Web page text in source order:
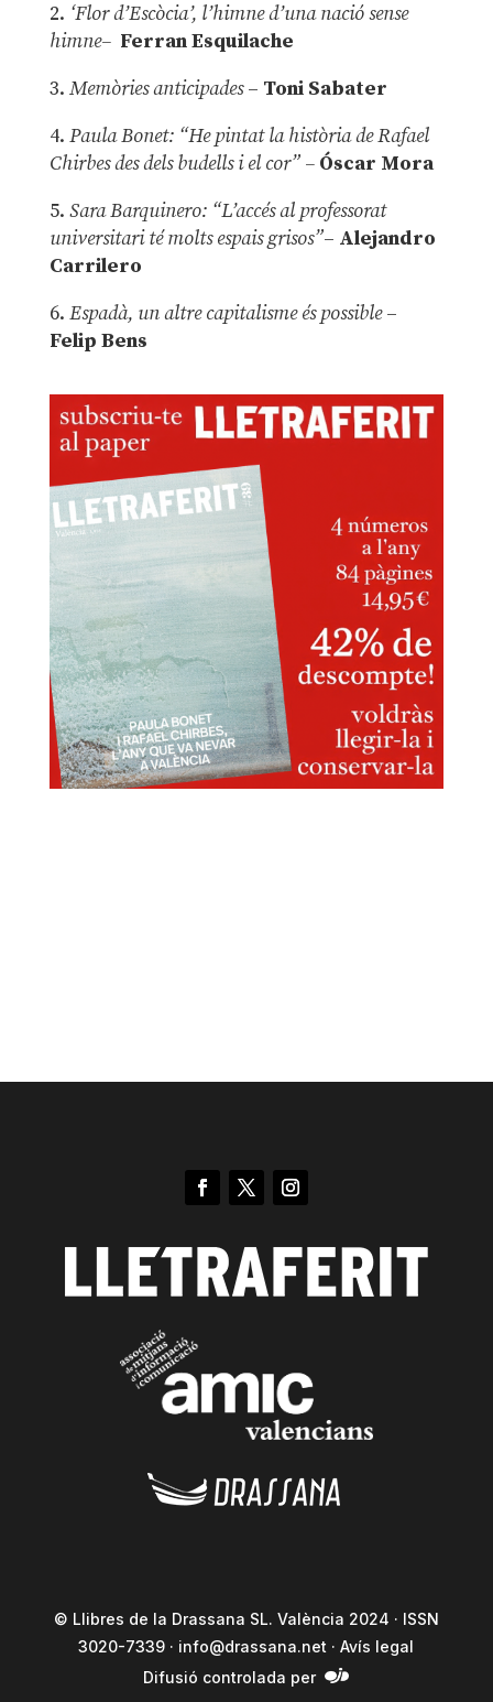
2. ‘Flor d’Escòcia’, l’himne d’una nació sense
himne– Ferran Esquilache
3. Memòries anticipades– Toni Sabater
4. Paula Bonet: “He pintat la història de Rafael
Chirbes des dels budells i el cor” –Óscar Mora
5. Sara Barquinero: “L’accés al professorat
universitari té molts espais grisos”– Alejandro
Carrilero
6. Espadà, un altre capitalisme és possible –
Felip Bens
© Llibres de la Drassana SL. València 2024 · ISSN
3020-7339 · info@drassana.net ·Avís legal
Difusió controlada per